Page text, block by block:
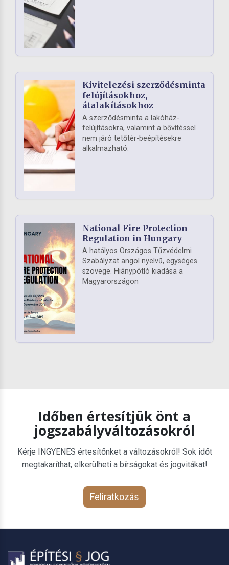
Kivitelezési szerződésminta
felújításokhoz,
átalakításokhoz
A szerződésminta a lakóház-
felújításokra, valamint a bővítéssel
nem járó tetőtér-beépítésekre
alkalmazható.
National Fire Protection
Regulation in Hungary
A hatályos Országos Tűzvédelmi
Szabályzat angol nyelvű, egységes
szövege. Hiánypótló kiadása a
Magyarországon
Időben értesítjük önt a
jogszabályváltozásokról
Kérje INGYENES értesítőnket a változásokról! Sok időt
megtakaríthat, elkerülheti a bírságokat és jogvitákat!
Feliratkozás